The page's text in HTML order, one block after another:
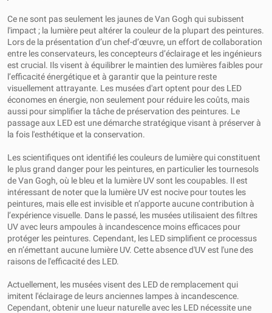
Ce ne sont pas seulement les jaunes de Van Gogh qui subissent
l'impact ; la lumière peut altérer la couleur de la plupart des peintures.
Lors de la présentation d’un chef-d’œuvre, un effort de collaboration
entre les conservateurs, les concepteurs d’éclairage et les ingénieurs
est crucial. Ils visent à équilibrer le maintien des lumières faibles pour
l’efficacité énergétique et à garantir que la peinture reste
visuellement attrayante. Les musées d'art optent pour des LED
économes en énergie, non seulement pour réduire les coûts, mais
aussi pour simplifier la tâche de préservation des peintures. Le
passage aux LED est une démarche stratégique visant à préserver à
la fois l'esthétique et la conservation.
Les scientifiques ont identifié les couleurs de lumière qui constituent
le plus grand danger pour les peintures, en particulier les tournesols
de Van Gogh, où le bleu et la lumière UV sont les coupables. Il est
intéressant de noter que la lumière UV est nocive pour toutes les
peintures, mais elle est invisible et n’apporte aucune contribution à
l’expérience visuelle. Dans le passé, les musées utilisaient des filtres
UV avec leurs ampoules à incandescence moins efficaces pour
protéger les peintures. Cependant, les LED simplifient ce processus
en n’émettant aucune lumière UV. Cette absence d'UV est l'une des
raisons de l'efficacité des LED.
Actuellement, les musées visent des LED de remplacement qui
imitent l'éclairage de leurs anciennes lampes à incandescence.
Cependant, obtenir une lueur naturelle avec les LED nécessite une